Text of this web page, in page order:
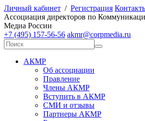
Личный кабинет / Регистрация
Ассоциация директоров по К
Медиа России
+7 (495) 157-56-56 akmr@corpmedia.ru
АКМР
Об ассоциации
Правление
Члены АКМР
Вступить в АКМР
СМИ и отзывы
Партнеры АКМР